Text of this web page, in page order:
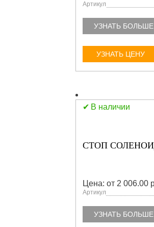
Артикул
УЗНАТЬ БОЛЬШЕ
УЗНАТЬ ЦЕНУ
В наличии
СТОП СОЛЕНОИД
Цена: от 2 006.00
Артикул
УЗНАТЬ БОЛЬШЕ